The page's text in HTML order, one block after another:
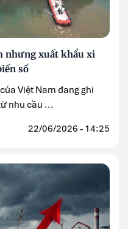
nhưng xuất khẩu xi
số
Việt Nam đang ghi
nhu cầu ...
22/06/2026 - 14:25